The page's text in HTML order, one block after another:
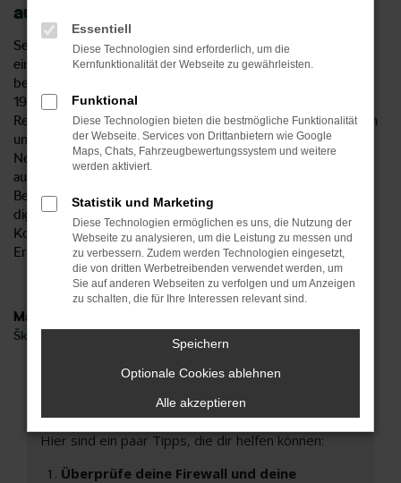
aus dem Autohaus Kosian
Selbst nach vielen Jahren im Automobilgeschäft sehen wir in
einem Škoda Fabia Neuwagen immer noch ein ganz
besonderes Auto. Das Autohaus Kosian existiert bereits seit
1947 und ist seither als Familienunternehmen tief in unsere
Region verwurzelt. Škoda führen wir schon seit vielen Jahren
und sind daher fest von der Qualität all unserer Škoda Fabia
Neuwagen überzeugt. Was das Fahrzeug im Besonderen
ausmacht, verraten wir Ihnen gern in einem persönlichen
Beratungsgespräch oder auch telefonisch bzw. auf dem
digitalen Weg. Freuen Sie sich auf Leidenschaft und
Kompetenz in der Kundenberatung und auf jede Menge
Erfahrung, die wir in jedes Gespräch einfließen lassen.
Marken
Škoda
Fehler: Network Error
Beim Laden ist ein Fehler aufgetreten.
Hier sind ein paar Tipps, die dir helfen können:
Überprüfe deine Firewall und deine
Essentiell
Diese Technologien sind erforderlich, um die
Kernfunktionalität der Webseite zu gewährleisten.
Funktional
Diese Technologien bieten die bestmögliche Funktionalität
der Webseite. Services von Drittanbietern wie Google
Maps, Chats, Fahrzeugbewertungssystem und weitere
werden aktiviert.
Statistik und Marketing
Diese Technologien ermöglichen es uns, die Nutzung der
Webseite zu analysieren, um die Leistung zu messen und
zu verbessern. Zudem werden Technologien eingesetzt,
die von dritten Werbetreibenden verwendet werden, um
Sie auf anderen Webseiten zu verfolgen und um Anzeigen
zu schalten, die für Ihre Interessen relevant sind.
Speichern
Optionale Cookies ablehnen
Alle akzeptieren